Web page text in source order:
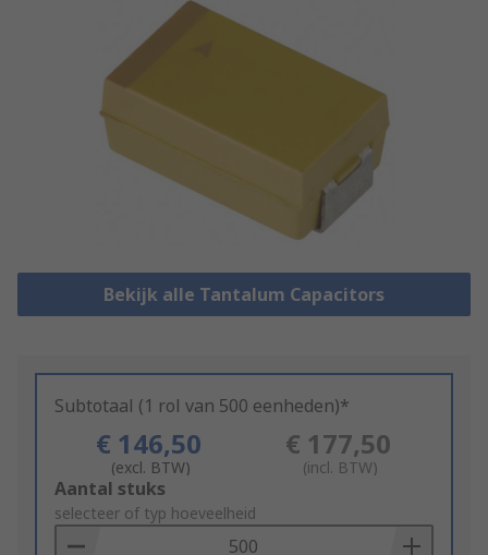
Bekijk alle Tantalum Capacitors
Subtotaal (1 rol van 500 eenheden)*
€ 146,50
(excl. BTW)
€ 177,50
(incl. BTW)
Add
to
Basket
Aantal stuks
selecteer of typ hoeveelheid